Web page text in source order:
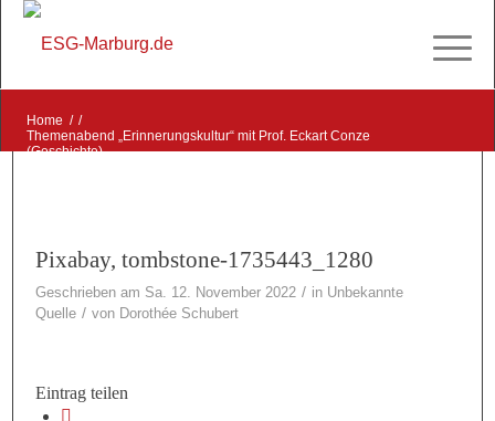
Home / /
Themenabend „Erinnerungskultur“ mit Prof. Eckart Conze
(Geschichte)
Pixabay, tombstone-1735443_1280
Geschrieben am Sa. 12. November 2022 / in Unbekannte
Quelle / von Dorothée Schubert
Eintrag teilen